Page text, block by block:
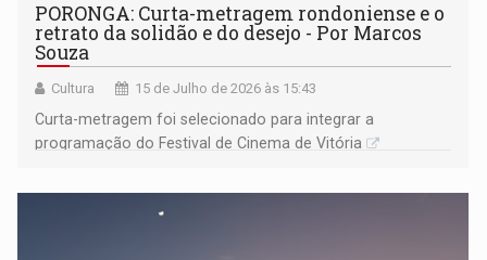
PORONGA: Curta-metragem rondoniense e o
retrato da solidão e do desejo - Por Marcos
Souza
Cultura 15 de Julho de 2026 às 15:43
Curta-metragem foi selecionado para integrar a
programação do Festival de Cinema de Vitória